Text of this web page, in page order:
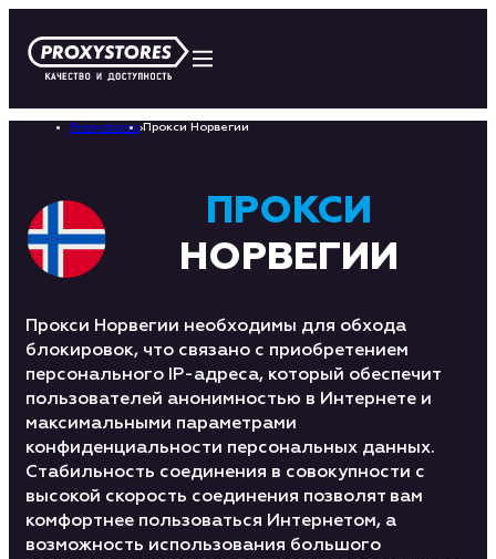
Proxystores› Прокси Норвегии
ПРОКСИ
НОРВЕГИИ
Прокси Норвегии необходимы для обхода
блокировок, что связано с приобретением
персонального IP-адреса, который обеспечит
пользователей анонимностью в Интернете и
максимальными параметрами
конфиденциальности персональных данных.
Стабильность соединения в совокупности с
высокой скорость соединения позволят вам
комфортнее пользоваться Интернетом, а
возможность использования большого